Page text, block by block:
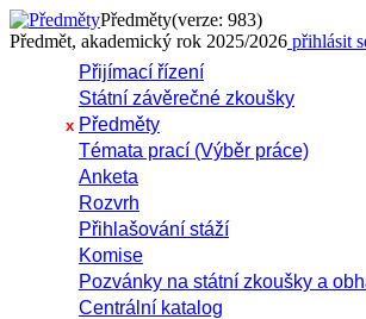
Předměty(verze: 983)
Předmět, akademický rok 2025/2026 přihlásit
Přijímací řízení
Státní závěrečné zkoušky
x Předměty
Témata prací (Výběr práce)
Anketa
Rozvrh
Přihlašování stáží
Komise
Pozvánky na státní zkoušky a
Centrální katalog